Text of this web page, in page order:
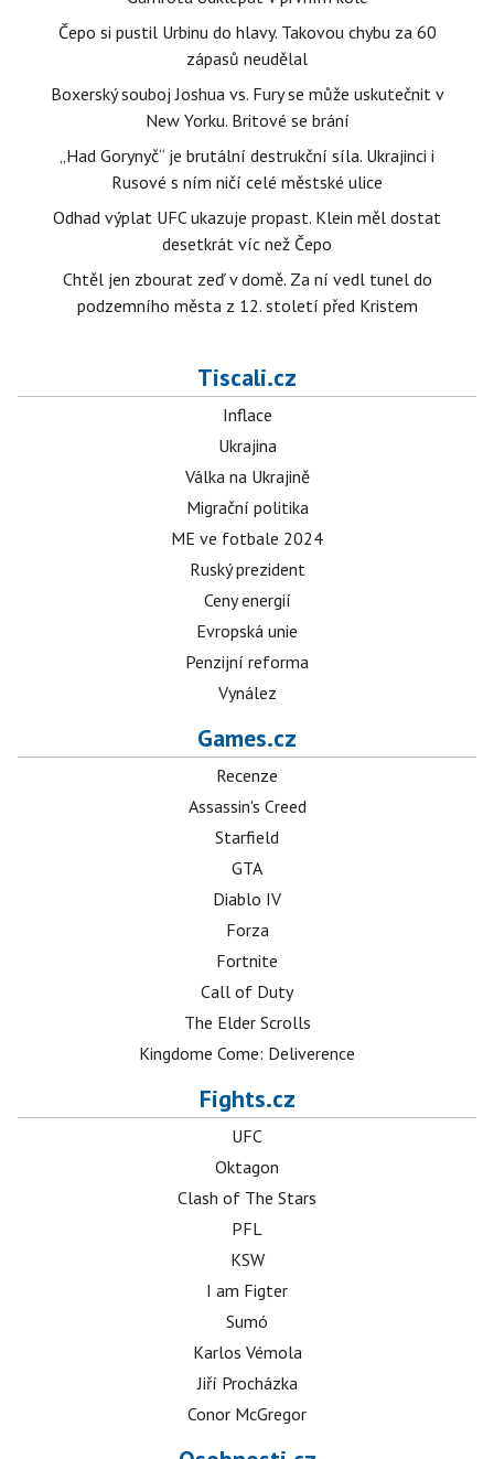
Čepo si pustil Urbinu do hlavy. Takovou chybu za 60
zápasů neudělal
Boxerský souboj Joshua vs. Fury se může uskutečnit v
New Yorku. Britové se brání
„Had Gorynyč“ je brutální destrukční síla. Ukrajinci i
Rusové s ním ničí celé městské ulice
Odhad výplat UFC ukazuje propast. Klein měl dostat
desetkrát víc než Čepo
Chtěl jen zbourat zeď v domě. Za ní vedl tunel do
podzemního města z 12. století před Kristem
Tiscali.cz
Inflace
Ukrajina
Válka na Ukrajině
Migrační politika
ME ve fotbale 2024
Ruský prezident
Ceny energií
Evropská unie
Penzijní reforma
Vynález
Games.cz
Recenze
Assassin's Creed
Starfield
GTA
Diablo IV
Forza
Fortnite
Call of Duty
The Elder Scrolls
Kingdome Come: Deliverence
Fights.cz
UFC
Oktagon
Clash of The Stars
PFL
KSW
I am Figter
Sumó
Karlos Vémola
Jiří Procházka
Conor McGregor